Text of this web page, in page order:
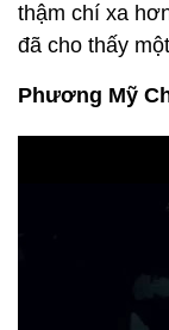
thậm chí xa
đã cho thấy
Phương Mỹ